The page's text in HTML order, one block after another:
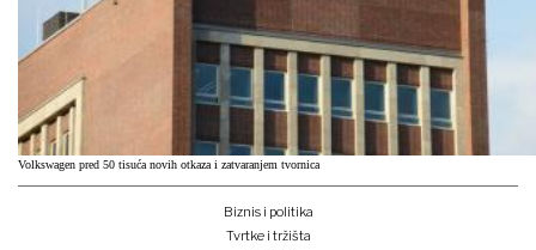
Volkswagen pred 50 tisuća novih otkaza i zatvaranjem tvornica
Biznis i politika
Tvrtke i tržišta